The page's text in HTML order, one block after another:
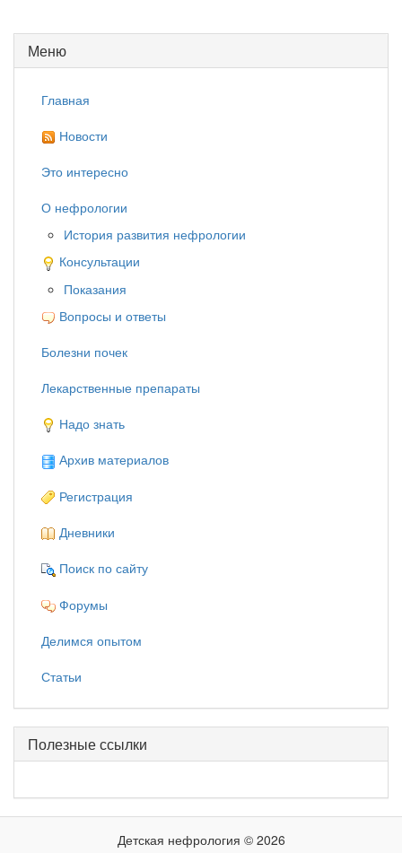
Меню
Главная
Новости
Это интересно
О нефрологии
История развития нефрологии
Консультации
Показания
Вопросы и ответы
Болезни почек
Лекарственные препараты
Надо знать
Архив материалов
Регистрация
Дневники
Поиск по сайту
Форумы
Делимся опытом
Статьи
Полезные ссылки
Детская нефрология © 2026